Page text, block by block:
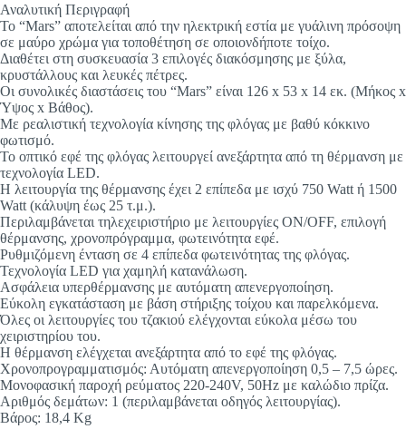
Αναλυτική Περιγραφή
Το “Mars” αποτελείται από την ηλεκτρική εστία με γυάλινη πρόσοψη
σε μαύρο χρώμα για τοποθέτηση σε οποιονδήποτε τοίχο.
Διαθέτει στη συσκευασία 3 επιλογές διακόσμησης με ξύλα,
κρυστάλλους και λευκές πέτρες.
Οι συνολικές διαστάσεις του “Mars” είναι 126 x 53 x 14 εκ. (Μήκος x
Ύψος x Βάθος).
Με ρεαλιστική τεχνολογία κίνησης της φλόγας με βαθύ κόκκινο
φωτισμό.
Το οπτικό εφέ της φλόγας λειτουργεί ανεξάρτητα από τη θέρμανση με
τεχνολογία LED.
Η λειτουργία της θέρμανσης έχει 2 επίπεδα με ισχύ 750 Watt ή 1500
Watt (κάλυψη έως 25 τ.μ.).
Περιλαμβάνεται τηλεχειριστήριο με λειτουργίες ON/OFF, επιλογή
θέρμανσης, χρονοπρόγραμμα, φωτεινότητα εφέ.
Ρυθμιζόμενη ένταση σε 4 επίπεδα φωτεινότητας της φλόγας.
Τεχνολογία LED για χαμηλή κατανάλωση.
Ασφάλεια υπερθέρμανσης με αυτόματη απενεργοποίηση.
Εύκολη εγκατάσταση με βάση στήριξης τοίχου και παρελκόμενα.
Όλες οι λειτουργίες του τζακιού ελέγχονται εύκολα μέσω του
χειριστηρίου του.
Η θέρμανση ελέγχεται ανεξάρτητα από το εφέ της φλόγας.
Χρονοπρογραμματισμός: Αυτόματη απενεργοποίηση 0,5 – 7,5 ώρες.
Μονοφασική παροχή ρεύματος 220-240V, 50Hz με καλώδιο πρίζα.
Αριθμός δεμάτων: 1 (περιλαμβάνεται οδηγός λειτουργίας).
Βάρος: 18,4 Kg